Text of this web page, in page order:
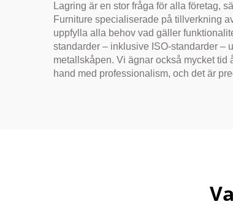
Lagring är en stor fråga för alla företag,
Furniture specialiserade på tillverkning
uppfylla alla behov vad gäller
standarder – inklusive ISO-standarder –
metallskåpen. Vi ägnar också mycket
hand med professionalism, och det är